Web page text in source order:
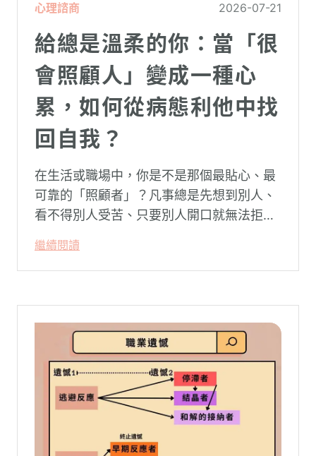
心理諮商 2026-07-21
給總是溫柔的你：當「很
會照顧人」變成一種心
累，如何從病態利他中找
回自我？
在生活或職場中，你是不是那個最貼心、最
可靠的「照顧者」？凡事總是先想到別人、
看不得別人受苦、只要別人開口就無法拒
常在夜深人靜時讓你感到莫名的心累與空
虛。
繼續閱讀